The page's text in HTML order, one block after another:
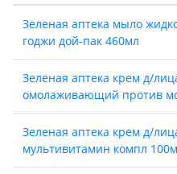
Зеленая аптека мыло
годжи дой-пак 460мл
Зеленая аптека крем д/
омолаживающий против
Зеленая аптека крем д/
мультивитамин компл